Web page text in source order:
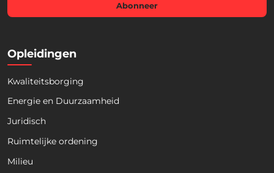
*
Abonneer
Opleidingen
Kwaliteitsborging
Energie en Duurzaamheid
Juridisch
Ruimtelijke ordening
Milieu